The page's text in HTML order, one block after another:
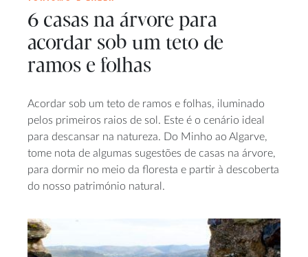
6 casas na árvore para
acordar sob um teto de
ramos e folhas
Acordar sob um teto de ramos e folhas, iluminado
pelos primeiros raios de sol. Este é o cenário ideal
para descansar na natureza. Do Minho ao Algarve,
tome nota de algumas sugestões de casas na árvore,
para dormir no meio da floresta e partir à descoberta
do nosso património natural.